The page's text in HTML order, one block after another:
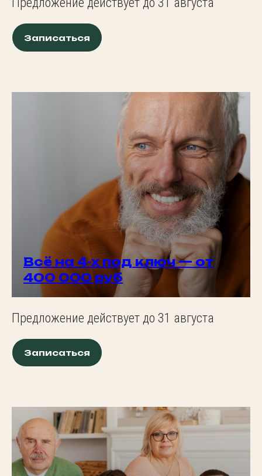
Записаться
Всё на 4-х под ключ — от
400 000 руб
Предложение действует до 31 августа
Записаться